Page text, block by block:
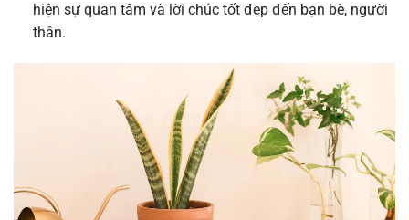
hiện sự quan tâm và lời chúc tốt đẹp đến bạn bè, người
thân.